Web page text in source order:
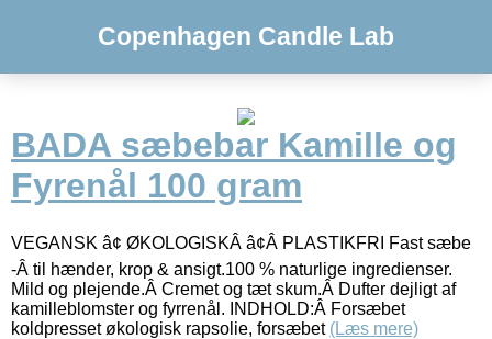
Copenhagen Candle Lab
BADA sæbebar Kamille og
Fyrenål 100 gram
VEGANSK â¢ ØKOLOGISKÂ â¢Â PLASTIKFRI Fast sæbe
-Â til hænder, krop & ansigt.100 % naturlige ingredienser.
Mild og plejende.Â Cremet og tæt skum.Â Dufter dejligt af
kamilleblomster og fyrrenål. INDHOLD:Â Forsæbet
koldpresset økologisk rapsolie, forsæbet (Læs mere)